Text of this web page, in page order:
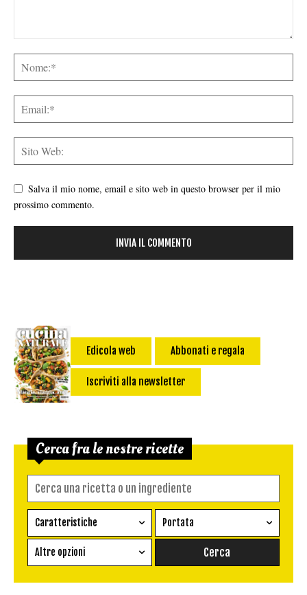
Salva il mio nome, email e sito web in questo browser per il mio
prossimo commento.
Edicola web Abbonati e regala
Iscriviti alla newsletter
Cerca fra le nostre ricette
Caratteristiche
Ricetta vegetariana
Senza glutine
Portata
Conserva
Altre opzioni